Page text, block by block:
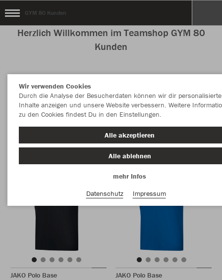
GYM 80 Kunden
Herzlich Willkommen im Teamshop GYM 80
Kunden
Farbe
JAKO Polo Base
JAKO Polo Base
Wir verwenden Cookies
Durch die Analyse der Besucherdaten können wir dir personalisierte
Inhalte anzeigen und unsere Website verbessern. Weitere
zu den Cookies findest Du in den Einstellungen.
Alle akzeptieren
Alle ablehnen
mehr Infos
Datenschutz
Impressum